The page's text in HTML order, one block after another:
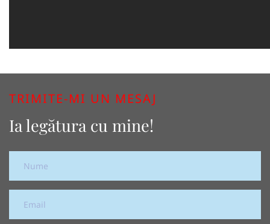
TRIMITE-MI UN MESAJ
Ia legătura cu mine!